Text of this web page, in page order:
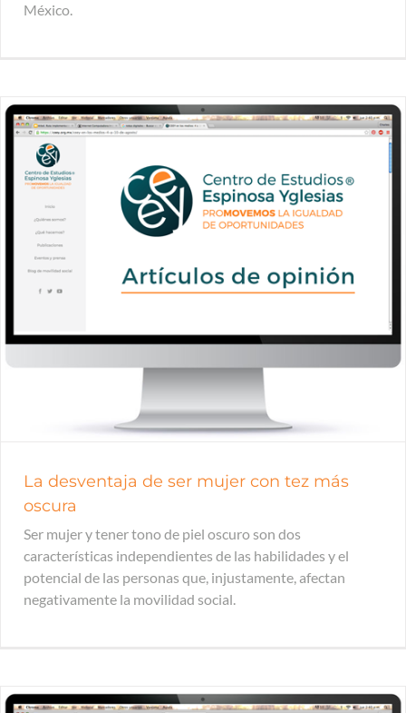
México.
La desventaja de ser mujer con tez más
oscura
Ser mujer y tener tono de piel oscuro son dos
características independientes de las habilidades y el
potencial de las personas que, injustamente, afectan
negativamente la movilidad social.